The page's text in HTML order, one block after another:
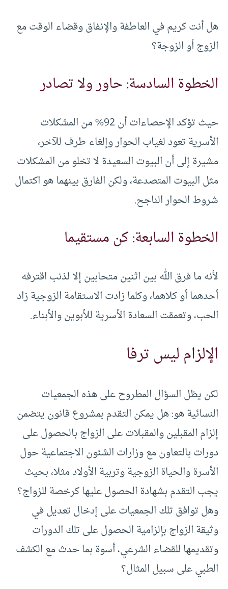
هل أنت كريم في العاطفة والإنفاق وقضاء الوقت مع
الزوج أو الزوجة؟
الخطوة السادسة: حاور ولا تصادر
حيث تؤكد الإحصاءات أن 92% من المشكلات
الأسرية تعود لغياب الحوار وإلغاء طرف للآخر،
مشيرة إلى أن البيوت السعيدة لا تخلو من المشكلات
مثل البيوت المتصدعة، ولكن الفارق بينهما هو اكتمال
شروط الحوار الناجح.
الخطوة السابعة: كن مستقيما
لأنه ما فرق الله بين اثنين متحابين إلا لذنب اقترفه
أحدهما أو كلاهما، وكلما زادت الاستقامة الزوجية زاد
الحب، وتعمقت السعادة الأسرية للأبوين والأبناء.
الإلزام ليس ترفا
لكن يظل السؤال المطروح على هذه الجمعيات
النسائية هو: هل يمكن التقدم بمشروع قانون يتضمن
إلزام المقبلين والمقبلات على الزواج بالحصول على
دورات بالتعاون مع وزارات الشئون الاجتماعية حول
الأسرة والحياة الزوجية وتربية الأولاد مثلا، بحيث
يجب التقدم بشهادة الحصول عليها كرخصة للزواج؟
وهل توافق تلك الجمعيات على إدخال تعديل في
وثيقة الزواج بإلزامية الحصول على تلك الدورات
وتقديمها للقضاء الشرعي، أسوة بما حدث مع الكشف
الطبي على سبيل المثال؟